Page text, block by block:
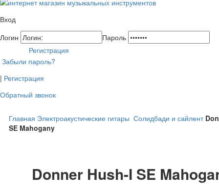
Вход
Логин
Пароль
Регистрация
Забыли пароль?
| Регистрация
Обратный звонок
Главная Электроакустические гитары Солидбади и сайлент
SE Mahogany
Donner Hush-I SE